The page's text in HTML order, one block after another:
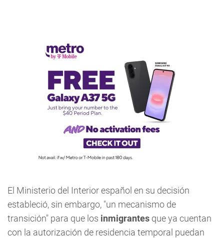
El Ministerio del Interior español en su decisión
estableció, sin embargo, "un mecanismo de
transición" para que los inmigrantes que ya cuentan
con la autorización de residencia temporal puedan